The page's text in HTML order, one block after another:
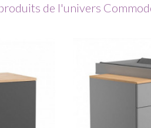
de l'univers